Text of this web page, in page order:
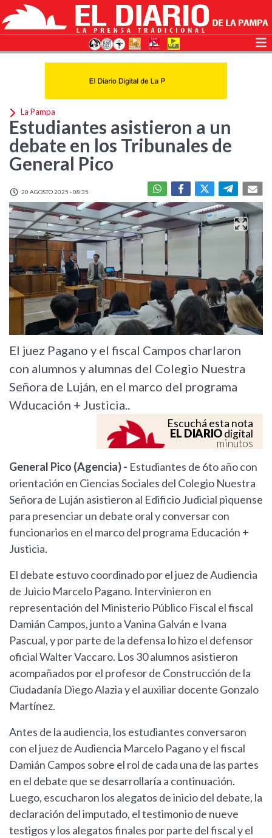
La Pampa
Estudiantes asistieron a un
debate en los Tribunales de
General Pico
20 AGOSTO 2025 - 08:35
El juez Pagano y el fiscal Campos charlaron
con alumnos y alumnas del Colegio Nuestra
Señora de Luján, en el marco del programa
Wducación + Justicia..
Escuchá esta nota
EL DIARIOdigital
minutos
General Pico (Agencia) - Estudiantes de 6to año con
orientación en Ciencias Sociales del Colegio Nuestra
Señora de Luján asistieron al Edificio Judicial piquense
para presenciar un debate oral y conversar con
funcionarios en el marco del programa Educación +
Justicia.
El debate estuvo coordinado por el juez de Audiencia
de Juicio Marcelo Pagano. Intervinieron en
representación del Ministerio Público Fiscal el fiscal
Damián Campos, junto a Vanina Galván e Ivana
Pascual, y por parte de la defensa lo hizo el defensor
oficial Walter Vaccaro. Los 30 alumnos asistieron
acompañados por el profesor de Construcción de la
Ciudadanía Diego Alazia y el auxiliar docente Gonzalo
Martínez.
Antes de la audiencia, los estudiantes conversaron
con el juez de Audiencia Marcelo Pagano y el fiscal
Damián Campos sobre el rol de cada una de las partes
en el debate que se desarrollaría a continuación.
Luego, escucharon los alegatos de inicio del debate, la
declaración del imputado, el testimonio de nueve
testigos y los alegatos finales por parte del fiscal y el